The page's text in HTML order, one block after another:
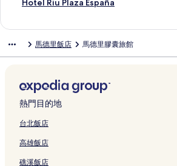
連
結
a
結
結
結
y
G
的
連
結
m
H
e
l
&
C
n
s
結
d
結
d
結
M
r
i
d
的
結
r
r
t
-
T
r
a
4
*
S
u
的
l
c
t
i
o
G
e
a
l
R
i
z
的
d
d
C
a
m
o
d
l
C
h
a
l
T
r
e
d
e
a
o
l
M
a
d
i
Hotel Riu Plaza España
R
P
l
a
z
E
馬德里飯店 馬德里膠囊旅館
熱門目的地
台北飯店
高雄飯店
礁溪飯店